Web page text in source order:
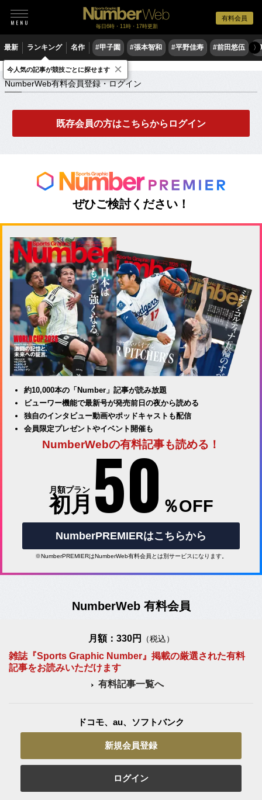
有料会員
毎日6時・11時・17時更新
最新 ランキング 名作 #甲子園 #張本智和 #平野佳寿 #前田悠伍 〉
NumberWeb有料会員登録・ログイン
NumberWeb有料会員登録・ログイン
既存会員の方はこちらからログイン
ぜひご検討ください！
約10,000本の「Number」記事が読み放題
ビューワー機能で最新号が発売前日の夜から読める
独自のインタビュー動画やポッドキャストも配信
会員限定プレゼントやイベント開催も
NumberWebの有料記事も読める！
月額プラン
初月 50 ％OFF
NumberPREMIERはこちらから
※NumberPREMIERはNumberWeb有料会員とは別サービスになります。
NumberWeb 有料会員
月額：330円 （税込）
雑誌『Sports Graphic Number』掲載の厳選された有料
記事をお読みいただけます
有料記事一覧へ
ドコモ、au、ソフトバンク
新規会員登録
ログイン
今人気の記事が競技ごとに探せます ×